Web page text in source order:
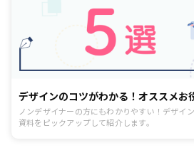
デザインのコツがわかる！オススメお
ノンデザイナーの方にもわかりやすい！デザイ
資料をピックアップして紹介します。